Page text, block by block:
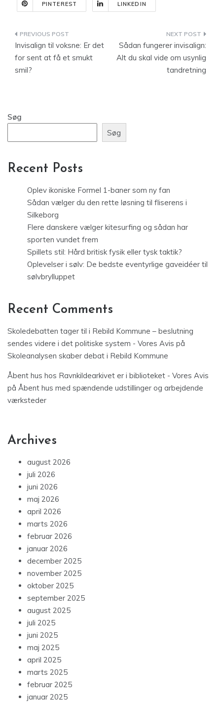
PINTEREST LINKEDIN
Indlægsnavigation
Invisalign til voksne: Er det
for sent at få et smukt
smil?
Sådan fungerer invisalign:
Alt du skal vide om usynlig
tandretning
Søg
Søg
Recent Posts
Oplev ikoniske Formel 1-baner som ny fan
Sådan vælger du den rette løsning til fliserens i
Silkeborg
Flere danskere vælger kitesurfing og sådan har
sporten vundet frem
Spillets stil: Hård britisk fysik eller tysk taktik?
Oplevelser i sølv: De bedste eventyrlige gaveidéer til
sølvbrylluppet
Recent Comments
Skoledebatten tager til i Rebild Kommune – beslutning
sendes videre i det politiske system - Vores Avis på
Skoleanalysen skaber debat i Rebild Kommune
Åbent hus hos Ravnkildearkivet er i biblioteket - Vores Avis
på Åbent hus med spændende udstillinger og arbejdende
værksteder
Archives
august 2026
juli 2026
juni 2026
maj 2026
april 2026
marts 2026
februar 2026
januar 2026
december 2025
november 2025
oktober 2025
september 2025
august 2025
juli 2025
juni 2025
maj 2025
april 2025
marts 2025
februar 2025
januar 2025